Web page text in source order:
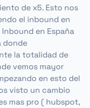
de x5. Esto nos
el inbound en
en España
donde
la totalidad de
vemos mayor
en esto del
visto un cambio
mas pro ( hubspot,